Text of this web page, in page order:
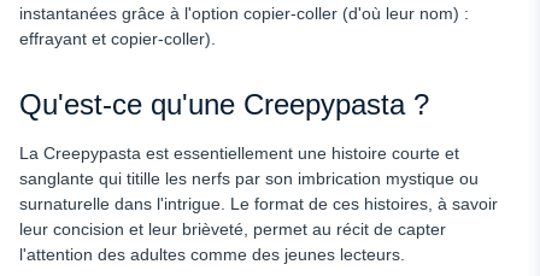
instantanées grâce à l'option copier-coller (d'où leur nom) :
effrayant et copier-coller).
Qu'est-ce qu'une Creepypasta ?
La Creepypasta est essentiellement une histoire courte et
sanglante qui titille les nerfs par son imbrication mystique ou
surnaturelle dans l'intrigue. Le format de ces histoires, à savoir
leur concision et leur brièveté, permet au récit de capter
l'attention des adultes comme des jeunes lecteurs.